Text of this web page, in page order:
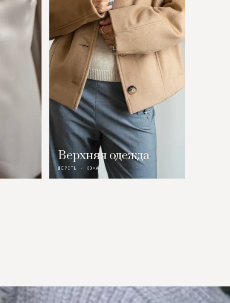
Верхняя одежда
ШЕРСТЬ · КОЖА